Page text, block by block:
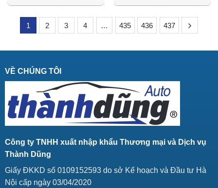
1 2 3 4 … 435 436 437
VỀ CHÚNG TÔI
Công ty TNHH xuất nhập khẩu Thương mại và Dịch vụ
Thành Dũng
Giấy ĐKKD số 0109152593 do sở Kế hoạch và Đầu tư Hà
Nội cấp ngày 03/04/2020